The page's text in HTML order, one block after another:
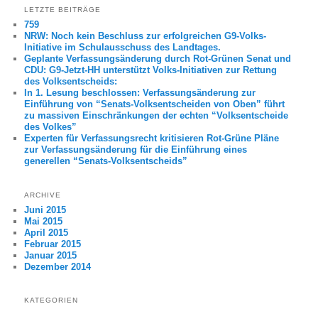
LETZTE BEITRÄGE
759
NRW: Noch kein Beschluss zur erfolgreichen G9-Volks-
Initiative im Schulausschuss des Landtages.
Geplante Verfassungsänderung durch Rot-Grünen Senat und
CDU: G9-Jetzt-HH unterstützt Volks-Initiativen zur Rettung
des Volksentscheids:
In 1. Lesung beschlossen: Verfassungsänderung zur
Einführung von “Senats-Volksentscheiden von Oben” führt
zu massiven Einschränkungen der echten “Volksentscheide
des Volkes”
Experten für Verfassungsrecht kritisieren Rot-Grüne Pläne
zur Verfassungsänderung für die Einführung eines
generellen “Senats-Volksentscheids”
ARCHIVE
Juni 2015
Mai 2015
April 2015
Februar 2015
Januar 2015
Dezember 2014
KATEGORIEN